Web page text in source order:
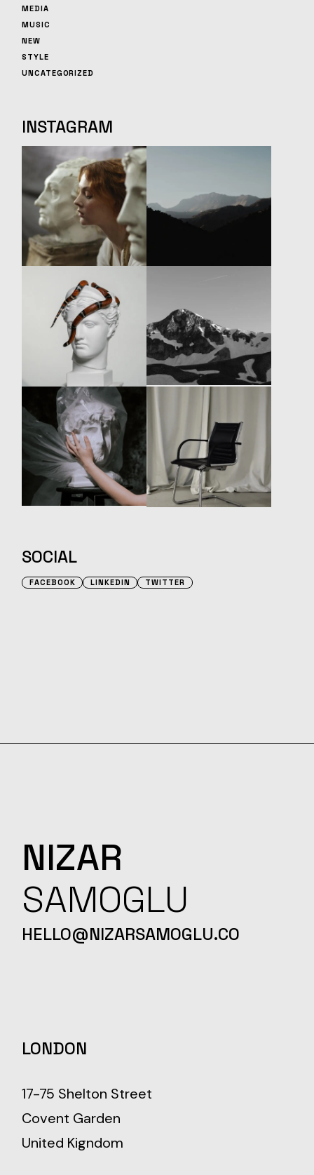
MEDIA
MUSIC
NEW
STYLE
UNCATEGORIZED
INSTAGRAM
SOCIAL
FACEBOOK LINKEDIN TWITTER
NIZAR
SAMOGLU
HELLO@NIZARSAMOGLU.CO
LONDON
17-75 Shelton Street
Covent Garden
United Kigndom